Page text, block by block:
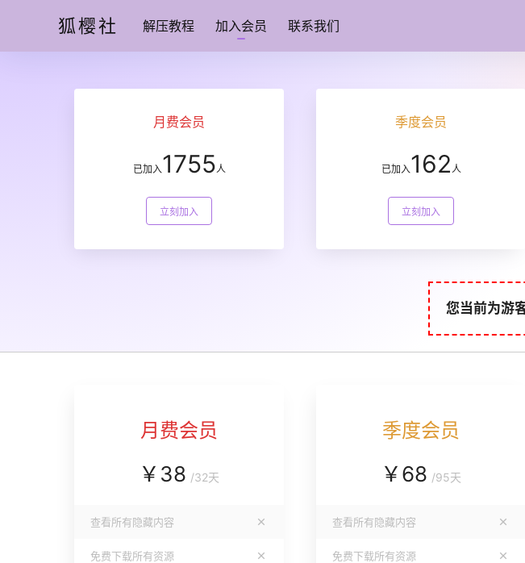
狐樱社 解压教程 加入会员 联系我们
月费会员
已加入1755人
立刻加入
季度会员
已加入162人
立刻加入
您当前为游
月费会员
￥ 38 /32天
查看所有隐藏内容
免费下载所有资源
季度会员
￥68 /95天
查看所有隐藏内容
免费下载所有资源